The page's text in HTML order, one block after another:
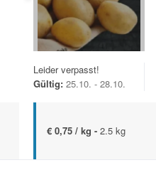
Leider verpasst!
Gültig: 25.10. - 28.10.
€ 0,75 / kg - 2.5 kg